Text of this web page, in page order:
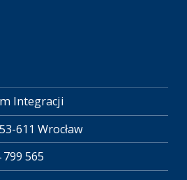
Integracji
53-611 Wrocław
565